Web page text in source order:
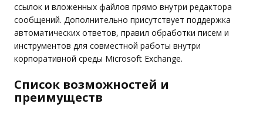
ссылок и вложенных файлов прямо внутри редактора
сообщений. Дополнительно присутствует поддержка
автоматических ответов, правил обработки писем и
инструментов для совместной работы внутри
корпоративной среды Microsoft Exchange.
Список возможностей и
преимуществ